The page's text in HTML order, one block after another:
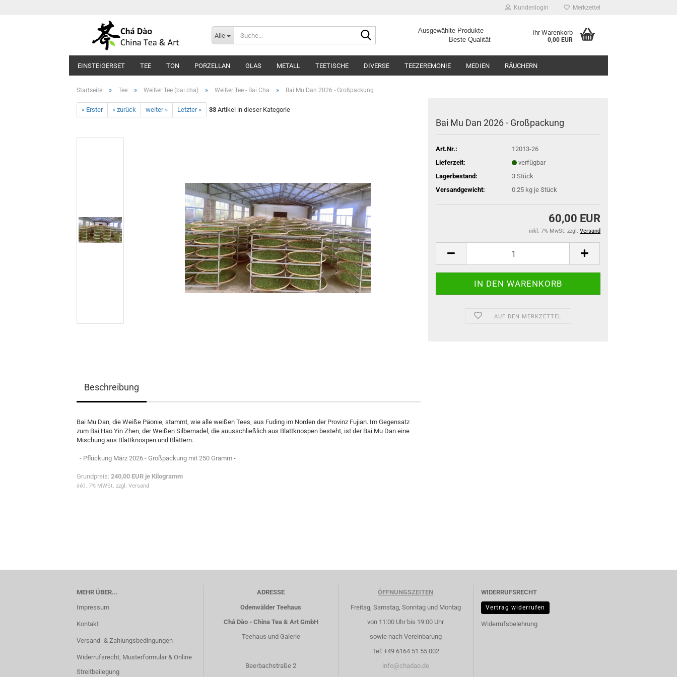
Kundenlogin Merkzettel
Alle
Ausgewählte Produkte
Beste Qualität
Ihr Warenkorb
0,00 EUR
EINSTEIGERSET TEE TON PORZELLAN GLAS METALL TEETISCHE DIVERSE TEEZEREMONIE MEDIEN RÄUCHERN
Startseite » Tee » Weißer Tee (bai cha) » Weißer Tee - Bai Cha » Bai Mu Dan 2026 - Großpackung
« Erster « zurück weiter » Letzter » 33 Artikel in dieser Kategorie
Bai Mu Dan 2026 - Großpackung
Art.Nr.:
12013-26
Lieferzeit:
verfügbar
Lagerbestand:
3Stück
Versandgewicht:
0.25 kg je Stück
60,00 EUR
inkl. 7% MwSt. zzgl. Versand
AUF DEN MERKZETTEL
Beschreibung
Bai Mu Dan, die Weiße Päonie, stammt, wie alle weißen Tees, aus Fuding im Norden der Provinz Fujian. Im Gegensatz
zum Bai Hao Yin Zhen, der Weißen Silbernadel, die auusschließlich aus Blattknospen besteht, ist der Bai Mu Dan eine
Mischung aus Blattknospen und Blättern.
- Pflückung März 2026 - Großpackung mit 250 Gramm -
Grundpreis: 240,00 EUR je Kilogramm
inkl. 7% MWSt. zzgl. Versand
MEHR ÜBER...
Impressum
Kontakt
Versand- & Zahlungsbedingungen
Widerrufsrecht, Musterformular & Online
Streitbeilegung
ADRESSE
Odenwälder Teehaus
Chá Dào - China Tea & Art GmbH
Teehaus und Galerie
Beerbachstraße 2
ÖFFNUNGSZEITEN
Freitag, Samstag, Sonntag und Montag
von 11:00 Uhr bis 19:00 Uhr
sowie nach Vereinbarung
Tel: +49 6164 51 55 002
info@chadao.de
WIDERRUFSRECHT
Vertrag widerrufen
Widerrufsbelehrung